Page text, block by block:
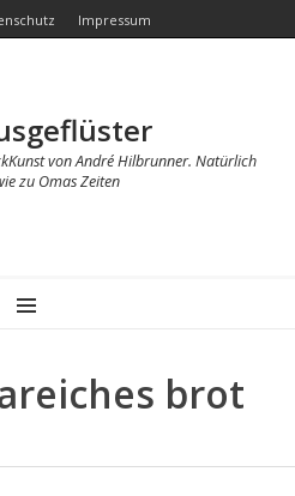
Impressum
von André Hilbrunner. Natürlich
zu Omas Zeiten
MENU
brot